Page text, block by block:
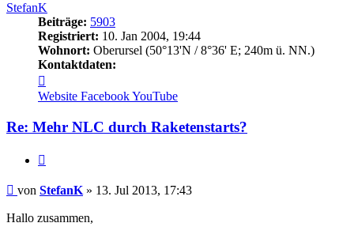
StefanK
Beiträge: 5903
Registriert: 10. Jan 2004, 19:44
Wohnort: Oberursel (50°13'N / 8°36' E; 240m ü. NN.)
Kontaktdaten:
von
Website FacebookYouTube
Re: Mehr NLC durch Raketenstarts?
Beitrag
von StefanK » 13. Jul 2013, 17:43
Hallo zusammen,